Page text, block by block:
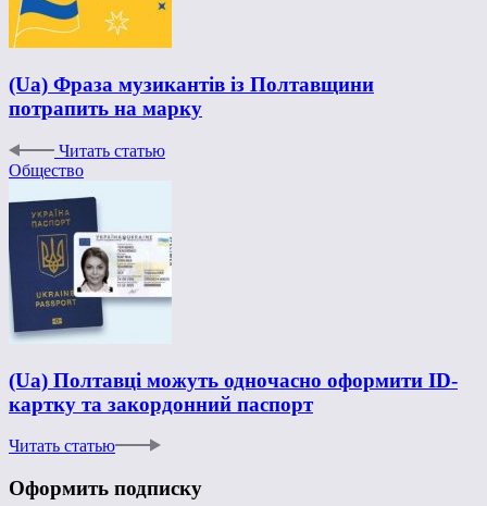
(Ua) Фраза музикантів із Полтавщини
потрапить на марку
Читать статью
Общество
(Ua) Полтавці можуть одночасно оформити ID-
картку та закордонний паспорт
Читать статью
Оформить подписку